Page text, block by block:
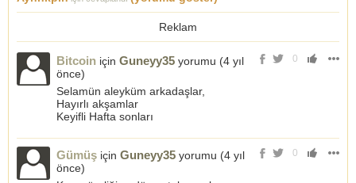
Reklam
0
Bitcoin için Guneyy35 yorumu (4 yıl
önce)
Selamün aleyküm arkadaşlar,
Hayırlı akşamlar
Keyifli Hafta sonları
0
Gümüş için Guneyy35 yorumu (4 yıl
önce)